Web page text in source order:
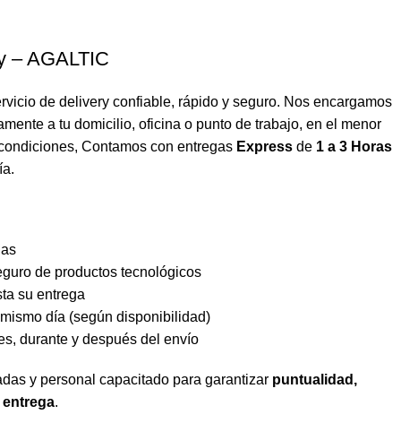
– AGALTIC
de delivery confiable, rápido y seguro. Nos encargamos
a tu domicilio, oficina o punto de trabajo, en el menor
Contamos con entregas Express de 1 a 3 Horas
de productos tecnológicos
su entrega
día (según disponibilidad)
durante y después del envío
y personal capacitado para garantizar puntualidad,
.